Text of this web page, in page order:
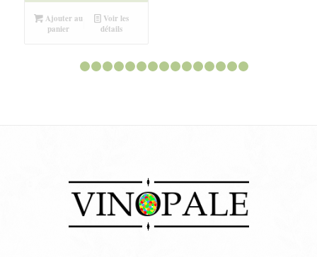
Ajouter au
panier
Voir les
détails
1 2 3 4 5 6 7 8 9 10